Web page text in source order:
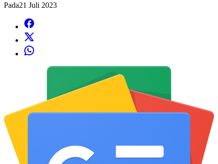
Pada21 Juli 2023